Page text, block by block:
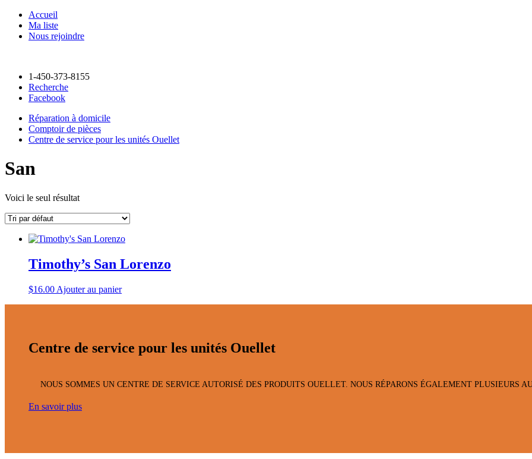
Accueil
Ma liste
Nous rejoindre
1-450-373-8155
Recherche
Facebook
Réparation à domicile
Comptoir de pièces
Centre de service pour les unités Ouellet
San
Voici le seul résultat
Timothy’s San Lorenzo
$16.00 Ajouter au panier
Centre de service pour les unités Ouellet
NOUS SOMMES UN CENTRE DE SERVICE AUTORISÉ DES PRODUITS OUELLET. NOUS RÉPARONS ÉGALEMENT PLUSIEURS
En savoir plus